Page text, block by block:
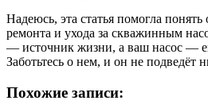
Надеюсь, эта статья помогла
ремонта и ухода за скважинным
— источник жизни, а ваш насос —
Заботьтесь о нем, и он не подведёт
Похожие записи: